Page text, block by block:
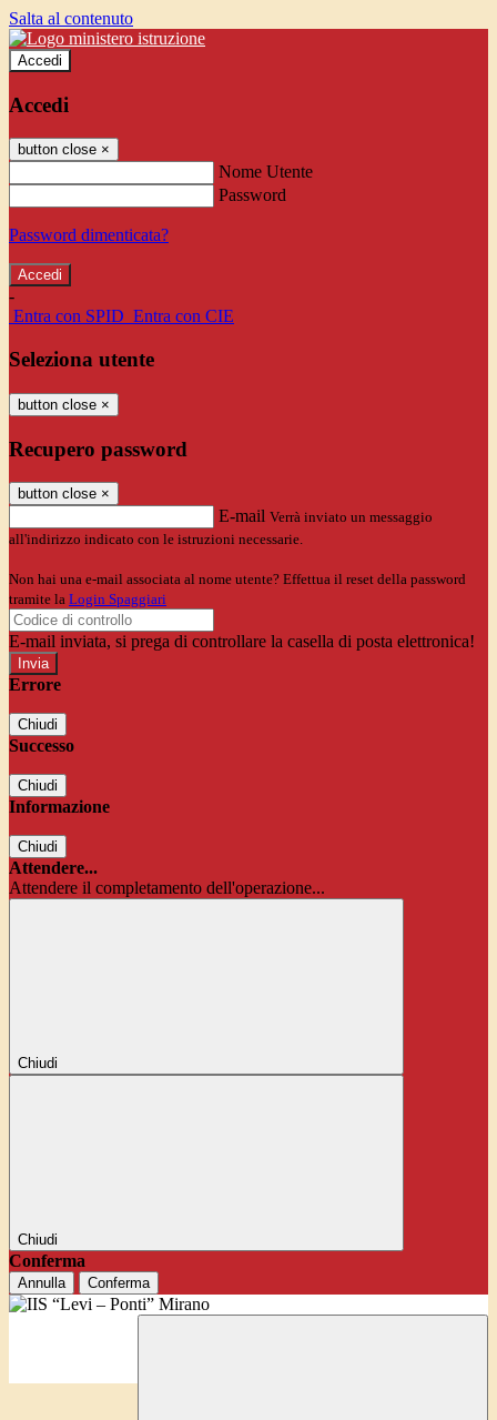
Salta al contenuto
Accedi
Accedi
button close ×
Nome Utente
Password
Password dimenticata?
-
Entra con SPID Entra con CIE
Seleziona utente
button close ×
Recupero password
button close ×
E-mail Verrà inviato un messaggio
all'indirizzo indicato con le istruzioni necessarie.
Non hai una e-mail associata al nome utente? Effettua il reset della password
tramite la Login Spaggiari
E-mail inviata, si prega di controllare la casella di posta elettronica!
Errore
Chiudi
Successo
Chiudi
Informazione
Chiudi
Attendere...
Attendere il completamento dell'operazione...
Chiudi
Chiudi
Conferma
Annulla Conferma